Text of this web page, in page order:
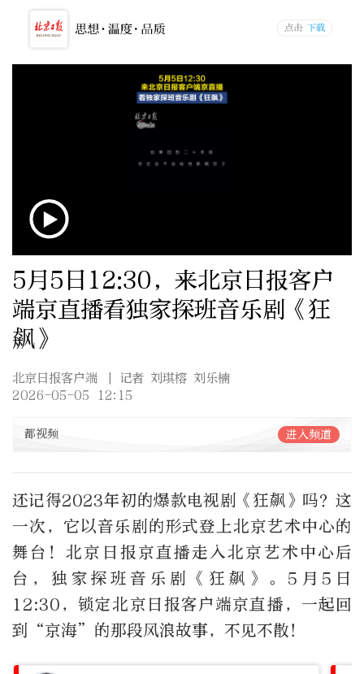
5月5日12:30，来北京日报客户
端京直播看独家探班音乐剧《狂
飙》
北京日报客户端
| 记者 刘琪榕 刘乐楠
2026-05-05 12:15
都视频 进入频道
还记得2023年初的爆款电视剧《狂飙》吗？这
一次，它以音乐剧的形式登上北京艺术中心的
舞台！北京日报京直播走入北京艺术中心后
台，独家探班音乐剧《狂飙》。5月5日
12:30，锁定北京日报客户端京直播，一起回
到“京海”的那段风浪故事，不见不散！